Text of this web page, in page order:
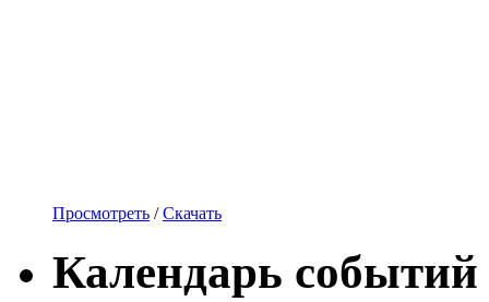
Просмотреть /Скачать
Календарь событий